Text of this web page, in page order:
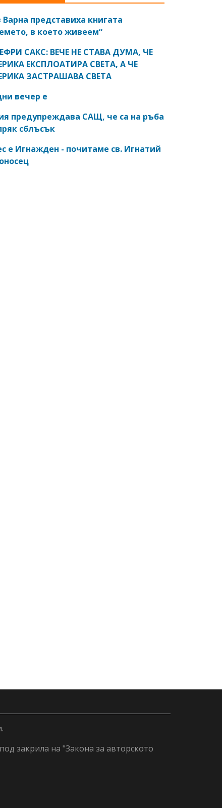
Варна представиха книгата
в което живеем“
САКС: ВЕЧЕ НЕ СТАВА ДУМА, ЧЕ
ЕКСПЛОАТИРА СВЕТА, А ЧЕ
ЗАСТРАШАВА СВЕТА
вечер е
предупреждава САЩ, че са на ръба
сблъсък
е Игнажден - почитаме св. Игнатий
закрила на "Закона за авторското